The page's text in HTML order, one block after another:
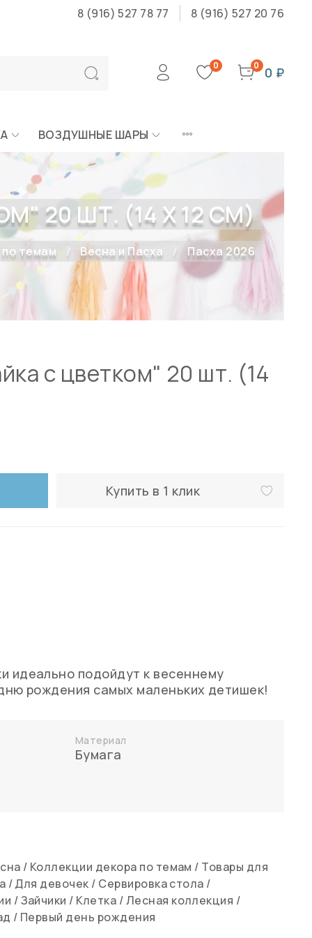
8 (916) 527 78 77 8 (916) 527 20 76
0 0 0 ₽
ВОЗДУШНЫЕ ШАРЫ
20 ШТ. (14 Х 12 СМ)
темам Весна и Пасха Пасха 2026
с цветком" 20 шт. (14
Купить в 1 клик
идеально подойдут к весеннему
рождения самых маленьких детишек!
Материал
Бумага
/ Коллекции декора по темам / Товары для
/Для девочек / Сервировка стола /
/Зайчики / Клетка /Лесная коллекция /
/ Первый день рождения